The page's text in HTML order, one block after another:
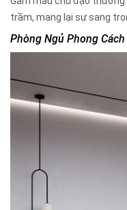
trầm, mang lại sự sang
Phòng Ngủ Phong